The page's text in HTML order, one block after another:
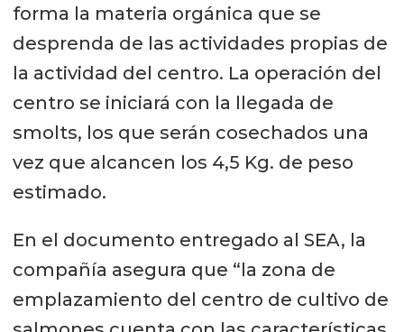
forma la materia orgánica que se
desprenda de las actividades propias de
la actividad del centro. La operación del
centro se iniciará con la llegada de
smolts, los que serán cosechados una
vez que alcancen los 4,5 Kg. de peso
estimado.
En el documento entregado al SEA, la
compañía asegura que “la zona de
emplazamiento del centro de cultivo de